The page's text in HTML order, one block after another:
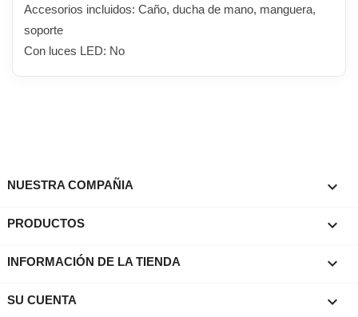
Accesorios incluidos: Caño, ducha de mano, manguera,
soporte
Con luces LED: No
NUESTRA COMPAÑIA 
PRODUCTOS 
INFORMACIÓN DE LA TIENDA keyboard_arrow_down
SU CUENTA 